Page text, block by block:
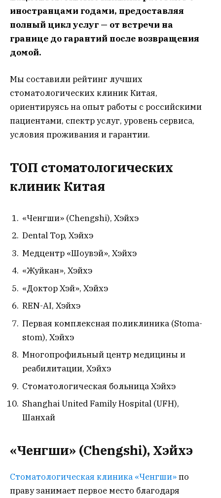
иностранцами годами, предоставляя
полный цикл услуг — от встречи на
границе до гарантий после возвращения
домой.
Мы составили рейтинг лучших
стоматологических клиник Китая,
ориентируясь на опыт работы с российскими
пациентами, спектр услуг, уровень сервиса,
условия проживания и гарантии.
ТОП стоматологических
клиник Китая
«Ченгши» (Chengshi), Хэйхэ
Dental Top, Хэйхэ
Медцентр «Шоувэй», Хэйхэ
«Жуйкан», Хэйхэ
«Доктор Хэй», Хэйхэ
REN-AI, Хэйхэ
Первая комплексная поликлиника (Stoma-
stom), Хэйхэ
Многопрофильный центр медицины и
реабилитации, Хэйхэ
Стоматологическая больница Хэйхэ
Shanghai United Family Hospital (UFH),
Шанхай
«Ченгши» (Chengshi), Хэйхэ
Стоматологическая клиника «Ченгши»по
праву занимает первое место благодаря